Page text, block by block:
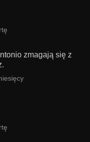
zmagają się z